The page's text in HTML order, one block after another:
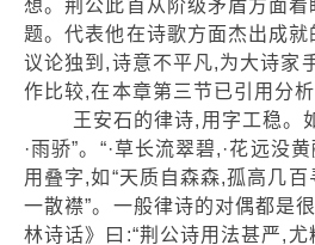
想。荆公此首从阶级矛盾方面着
题。代表他在诗歌方面杰出成
议论独到,诗意不平凡,为大诗家
作比较,在本章第三节已引用分析
王安石的律诗,用字工稳。如
·雨骄”。“·草长流翠碧,·花远没
用叠字,如“天质自森森,孤高几百
一散襟”。一般律诗的对偶都是
林诗话》曰:“荆公诗用法甚严,尤